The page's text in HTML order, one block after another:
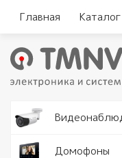
Главная Каталог
Домофоны